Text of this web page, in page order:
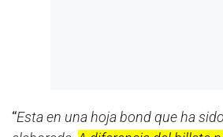
“Esta en una hoja bond que ha